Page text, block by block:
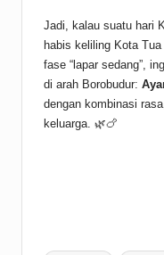
Jadi, kalau suatu hari
habis keliling Kota
fase “lapar sedang”,
di arah Borobudur:
dengan kombinasi
keluarga. 🌿🍗